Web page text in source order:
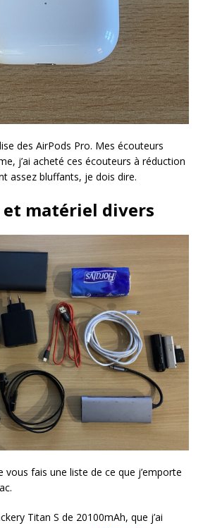
des AirPods Pro. Mes écouteurs
j’ai acheté ces écouteurs à réduction
assez bluffants, je dois dire.
et matériel divers
vous fais une liste de ce que j’emporte
Titan S de 20100mAh, que j’ai